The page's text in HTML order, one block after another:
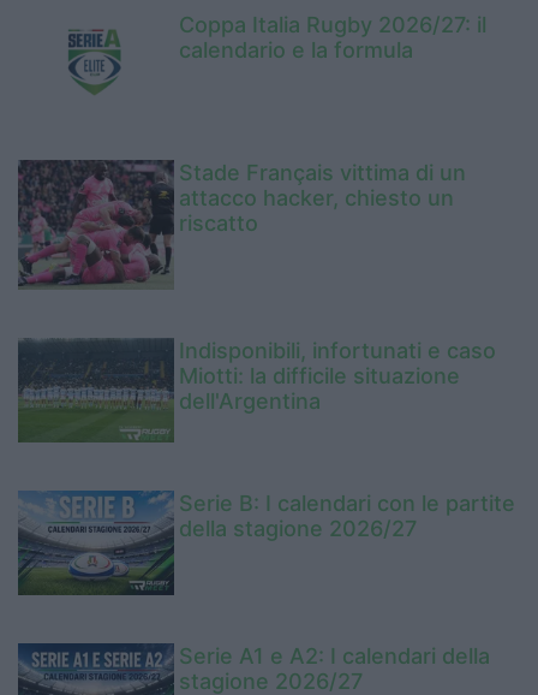
Coppa Italia Rugby 2026/27: il
calendario e la formula
Stade Français vittima di un
attacco hacker, chiesto un
riscatto
Indisponibili, infortunati e caso
Miotti: la difficile situazione
dell'Argentina
Serie B: I calendari con le partite
della stagione 2026/27
Serie A1 e A2: I calendari della
stagione 2026/27